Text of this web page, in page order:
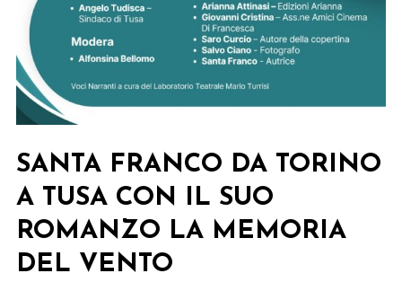
SANTA FRANCO DA TORINO
A TUSA CON IL SUO
ROMANZO LA MEMORIA
DEL VENTO